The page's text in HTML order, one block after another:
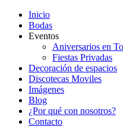
Inicio
Bodas
Eventos
Aniversarios en
Fiestas Privadas
Decoración de espacios
Discotecas Moviles
Imágenes
Blog
¿Por qué con nosotros?
Contacto